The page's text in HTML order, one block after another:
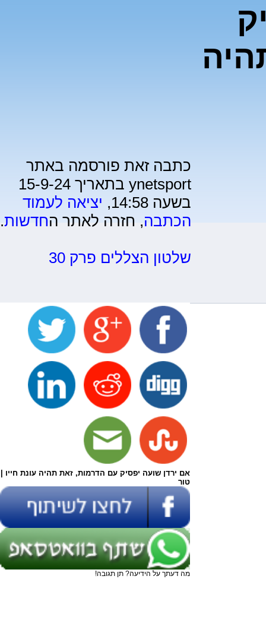
כתבה זאת פורסמה באתר
ynetsport בתאריך 15-9-24
בשעה 14:58,
יציאה לעמוד
הכתבה, חזרה לאתר החדשות.
שלטון הצללים פרק 30
אם ירדן שועה יפסיק עם הדרמות, זאת תהיה עונת חייו |
טור
מה דעתך על הידיעה? תן תגובה!